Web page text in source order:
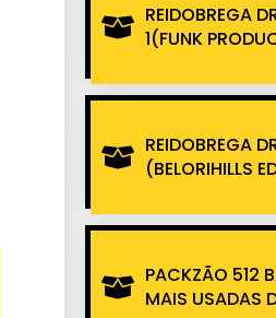
REIDOBREGA
1(FUNK
REIDOBREGA
(BELORIHILLS
PACKZÃO 512
MAIS USADAS